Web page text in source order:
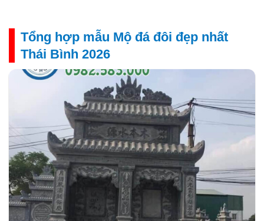
Tổng hợp mẫu Mộ đá đôi đẹp nhất
Thái Bình 2026